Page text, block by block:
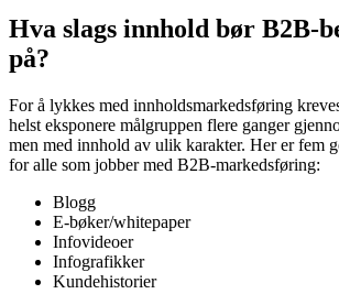
Hva slags innhold bør B2B-
på?
For å lykkes med innholdsmarkedsføring
helst eksponere målgruppen flere ganger
men med innhold av ulik karakter. Her er fem
for alle som jobber med B2B-markedsføring:
Blogg
E-bøker/whitepaper
Infovideoer
Infografikker
Kundehistorier